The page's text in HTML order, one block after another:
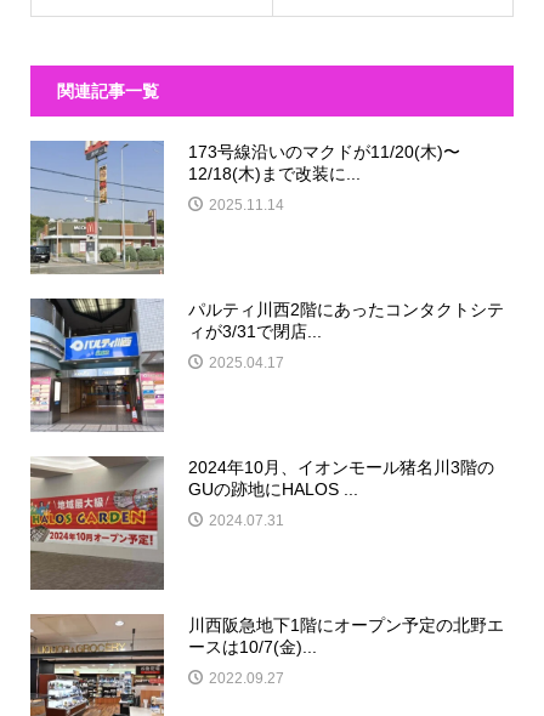
関連記事一覧
173号線沿いのマクドが11/20(木)〜
12/18(木)まで改装に...
2025.11.14
パルティ川西2階にあったコンタクトシテ
ィが3/31で閉店...
2025.04.17
2024年10月、イオンモール猪名川3階の
GUの跡地にHALOS ...
2024.07.31
川西阪急地下1階にオープン予定の北野エ
ースは10/7(金)...
2022.09.27